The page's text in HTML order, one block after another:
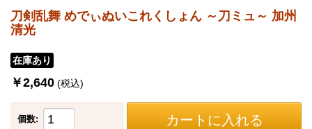
刀剣乱舞 めでぃぬいこれくしょん ～刀ミュ～ 加州
清光
在庫あり
￥2,640 (税込)
個数: カートに入れる